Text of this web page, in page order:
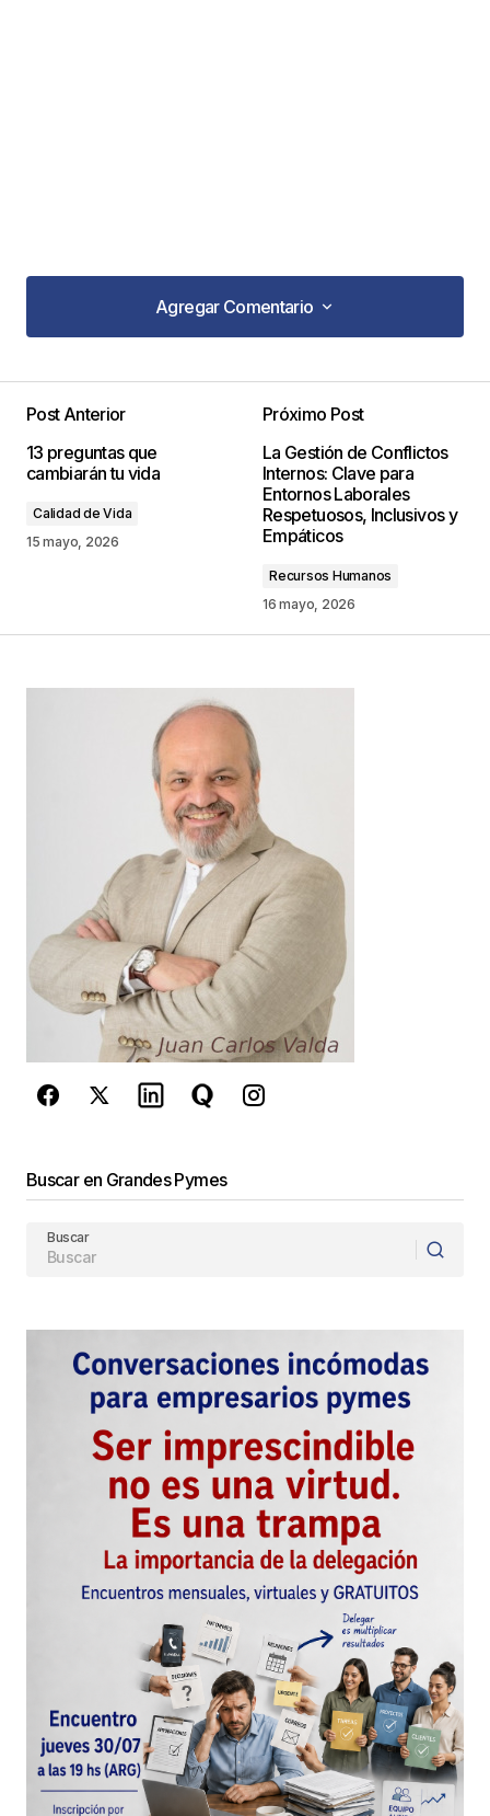
Agregar Comentario
Agregar Comentario
publicada. Los campos obligatorios están
marcados con
Comentario
*
Guarda mi nombre, correo electrónico y web en
este navegador para la próxima vez que
Este sitio esta protegido por
reCAPTCHA y la
Política de
privacidady losTérminos del servicio
de Googlese aplican.
Enviar Comentario
Post Anterior
13 preguntas que
cambiarán tu vida
Calidad de Vida
15 mayo, 2026
Próximo Post
La Gestión de Conflictos
Internos: Clave para
Entornos Laborales
Respetuosos, Inclusivos y
Empáticos
Recursos Humanos
16 mayo, 2026
Buscar en Grandes Pymes
Buscar